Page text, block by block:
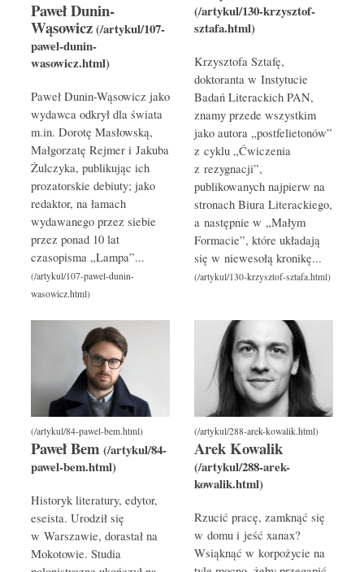
Paweł Dunin-
Wąsowicz
Paweł Dunin-Wąsowicz jako
wydawca odkrył dla świata
m.in. Dorotę Masłowską,
Małgorzatę Rejmer i Jakuba
Żulczyka, publikując ich
prozatorskie debiuty; jako
redaktor, na łamach
wydawanego przez siebie
przez ponad 10 lat
czasopisma „Lampa”...
Krzysztofa Sztafę,
doktoranta w Instytucie
Badań Literackich PAN,
znamy przede wszystkim
jako autora „postfelietonów”
z cyklu „Ćwiczenia
z rezygnacji”,
publikowanych najpierw na
stronach Biura Literackiego,
a następnie w „Małym
Formacie”, które układają
się w niewesołą kronikę...
Paweł Bem
Historyk literatury, edytor,
eseista. Urodził się
w Warszawie, dorastał na
Mokotowie. Studia
Arek Kowalik
Rzucić pracę, zamknąć się
w domu i jeść xanax?
Wsiąknąć w korpożycie na